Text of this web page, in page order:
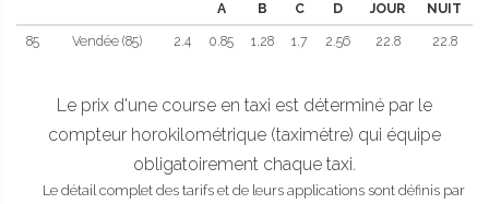
A B C D JOUR NUIT
85 Vendée (85) 2.4 0.85 1.28 1.7 2.56 22.8 22.8
Le prix d'une course en taxi est déterminé par le
compteur horokilométrique (taximètre) qui équipe
obligatoirement chaque taxi.
Le détail complet des tarifs et de leurs applications sont définis par